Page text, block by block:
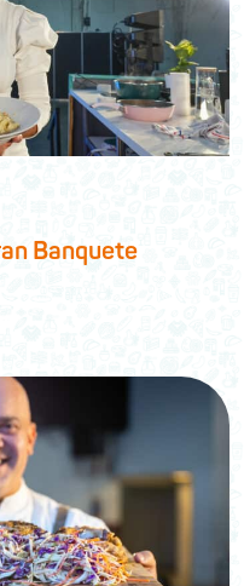
Banquete